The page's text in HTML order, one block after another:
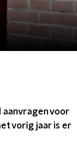
aanvragen voor
vorig jaar is er